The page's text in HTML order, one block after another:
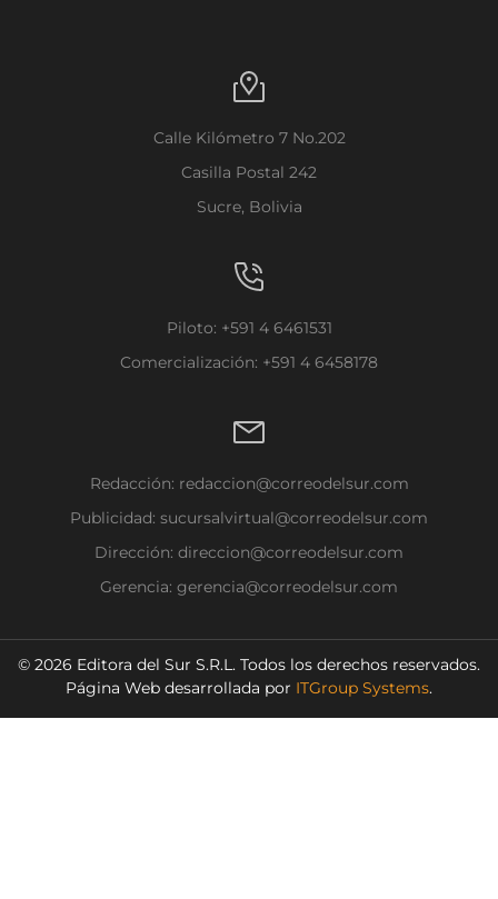
Calle Kilómetro 7 No.202
Casilla Postal 242
Sucre, Bolivia
Piloto: +591 4 6461531
Comercialización: +591 4 6458178
Redacción: redaccion@correodelsur.com
Publicidad: sucursalvirtual@correodelsur.com
Dirección: direccion@correodelsur.com
Gerencia: gerencia@correodelsur.com
© 2026 Editora del Sur S.R.L. Todos los derechos reservados.
Página Web desarrollada por ITGroup Systems.